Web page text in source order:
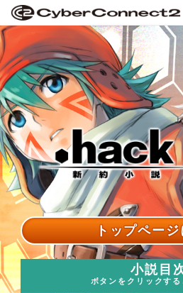
トップペー
小説目
ボタンをクリックする